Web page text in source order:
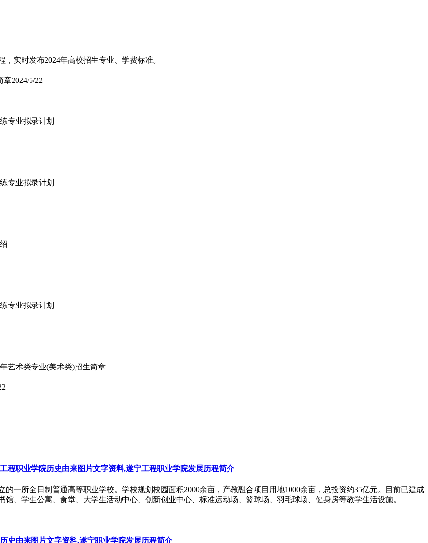
实时发布2024年高校招生专业、学费标准。
章2024/5/22
专业拟录计划
专业拟录计划
专业拟录计划
艺术类专业(美术类)招生简章
程职业学院历史由来图片文字资料,遂宁工程职业学院发展历程简介
一所全日制普通高等职业学校。学校规划校园面积2000余亩，产教融合项目用地1000余亩，总投资约35亿元。目前已建成
、学生公寓、食堂、大学生活动中心、创新创业中心、标准运动场、篮球场、羽毛球场、健身房等教学生活设施。
史由来图片文字资料,遂宁职业学院发展历程简介